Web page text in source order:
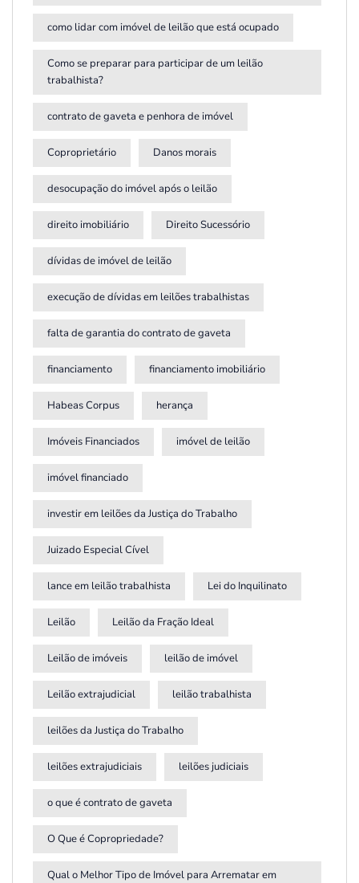
como lidar com imóvel de leilão que está ocupado
Como se preparar para participar de um leilão
trabalhista?
contrato de gaveta e penhora de imóvel
Coproprietário Danos morais
desocupação do imóvel após o leilão
direito imobiliário Direito Sucessório
dívidas de imóvel de leilão
execução de dívidas em leilões trabalhistas
falta de garantia do contrato de gaveta
financiamento financiamento imobiliário
Habeas Corpus herança
Imóveis Financiados imóvel de leilão
imóvel financiado
investir em leilões da Justiça do Trabalho
Juizado Especial Cível
lance em leilão trabalhista Lei do Inquilinato
Leilão Leilão da Fração Ideal
Leilão de imóveis leilão de imóvel
Leilão extrajudicial leilão trabalhista
leilões da Justiça do Trabalho
leilões extrajudiciais leilões judiciais
o que é contrato de gaveta
O Que é Copropriedade?
Qual o Melhor Tipo de Imóvel para Arrematar em